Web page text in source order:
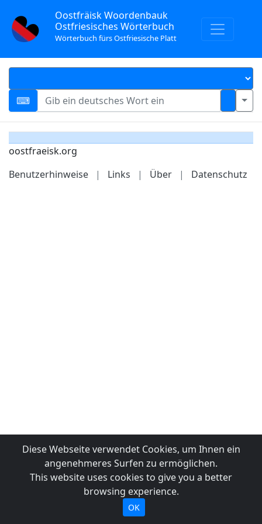
Oostfräisk Woordenbauk
Ostfriesisches Wörterbuch
Wörterbuch fürs Ostfriesische Platt
oostfraeisk.org
Benutzerhinweise
| Links | Über | Datenschutz
Diese Webseite verwendet Cookies, um Ihnen ein
angenehmeres Surfen zu ermöglichen.
This website uses cookies to give you a better
browsing experience.
OK